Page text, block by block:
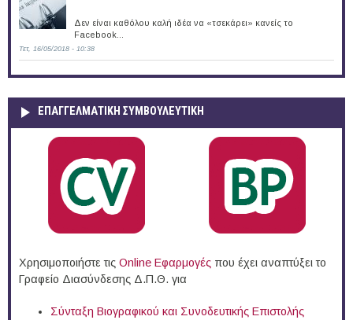
Δεν είναι καθόλου καλή ιδέα να «τσεκάρει» κανείς το
Facebook...
Τετ, 16/05/2018 - 10:38
ΕΠΑΓΓΕΛΜΑΤΙΚΉ ΣΥΜΒΟΥΛΕΥΤΙΚΉ
Χρησιμοποιήστε τις Online Eφαρμογές που έχει αναπτύξει το
Γραφείο Διασύνδεσης Δ.Π.Θ. για
Σύνταξη Βιογραφικού και Συνοδευτικής Επιστολής